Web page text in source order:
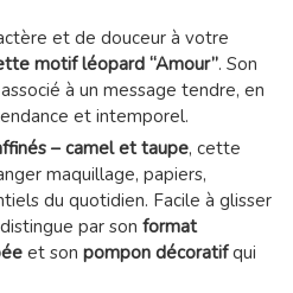
et de douceur à votre
motif léopard “Amour”. Son
à un message tendre, en
et intemporel.
– camel et taupe, cette
maquillage, papiers,
du quotidien. Facile à glisser
par son format
et son pompon décoratifqui